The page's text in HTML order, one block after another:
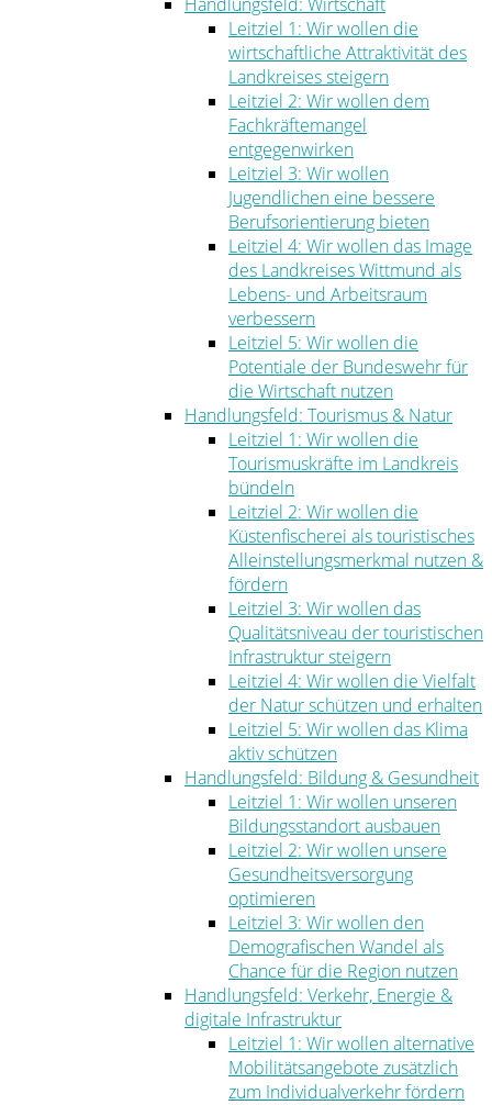
Leitziel 1: Wir wollen die
wirtschaftliche Attraktivität des
Landkreises steigern
Leitziel 2: Wir wollen dem
Fachkräftemangel
entgegenwirken
Leitziel 3: Wir wollen
Jugendlichen eine bessere
Berufsorientierung bieten
Leitziel 4: Wir wollen das Image
des Landkreises Wittmund als
Lebens- und Arbeitsraum
verbessern
Leitziel 5: Wir wollen die
Potentiale der Bundeswehr für
die Wirtschaft nutzen
Handlungsfeld: Tourismus & Natur
Leitziel 1: Wir wollen die
Tourismuskräfte im Landkreis
bündeln
Leitziel 2: Wir wollen die
Küstenfischerei als touristisches
Alleinstellungsmerkmal nutzen &
fördern
Leitziel 3: Wir wollen das
Qualitätsniveau der touristischen
Infrastruktur steigern
Leitziel 4: Wir wollen die Vielfalt
der Natur schützen und erhalten
Leitziel 5: Wir wollen das Klima
aktiv schützen
Handlungsfeld: Bildung & Gesundheit
Leitziel 1: Wir wollen unseren
Bildungsstandort ausbauen
Leitziel 2: Wir wollen unsere
Gesundheitsversorgung
optimieren
Leitziel 3: Wir wollen den
Demografischen Wandel als
Chance für die Region nutzen
Handlungsfeld: Verkehr, Energie &
digitale Infrastruktur
Leitziel 1: Wir wollen alternative
Mobilitätsangebote zusätzlich
zum Individualverkehr fördern